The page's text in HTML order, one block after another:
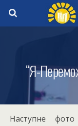
“Я-
Наступне